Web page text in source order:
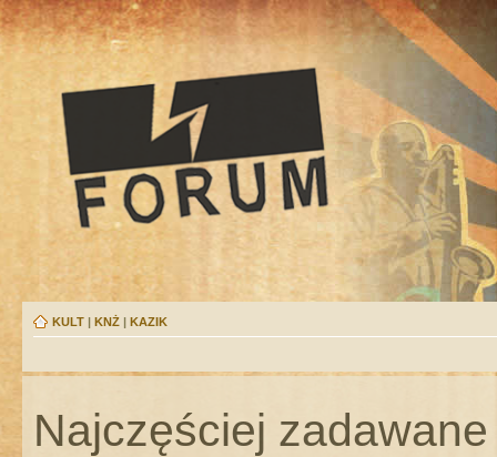
KULT | KNŻ | KAZIK
Najczęściej